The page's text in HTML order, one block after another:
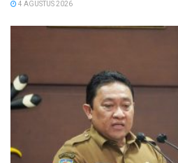
Tingkatkan Daya Saing UMKM
Dalam laporannya, Menteri
Gunadi Sadikin
Covid-19 diberikan sebanyak
diperuntukan untuk Tenaga
Budi Gunadi menyampaikan,
2021, vaksin Covid-19
4 AGUSTUS 2026